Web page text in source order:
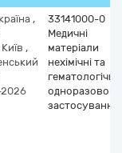
,
Київ ,
33141000-0
Медичні
матеріали
нехімічні та
гематологічні
одноразового
застосування